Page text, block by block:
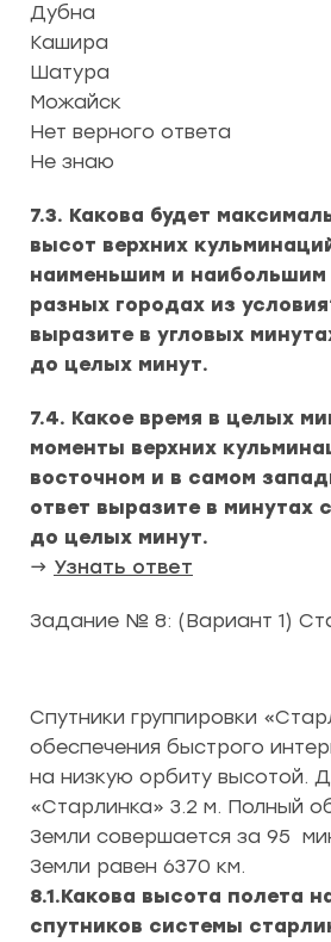
Дубна
Кашира
Шатура
Можайск
Нет верного ответа
Не знаю
7.3. Какова будет
высот верхних
наименьшим и наибольшим
разных городах из
выразите в угловых
до целых минут.
7.4. Какое время в целых
моменты верхних
восточном и в самом
ответ выразите в минутах
до целых минут.
→ Узнать ответ
Задание № 8: (Вариант 1)
Спутники группировки
обеспечения быстрого
на низкую орбиту высотой.
«Старлинка» 3.2 м. Полный
Земли совершается за 95
Земли равен 6370 км.
8.1.Какова высота полета
спутников системы